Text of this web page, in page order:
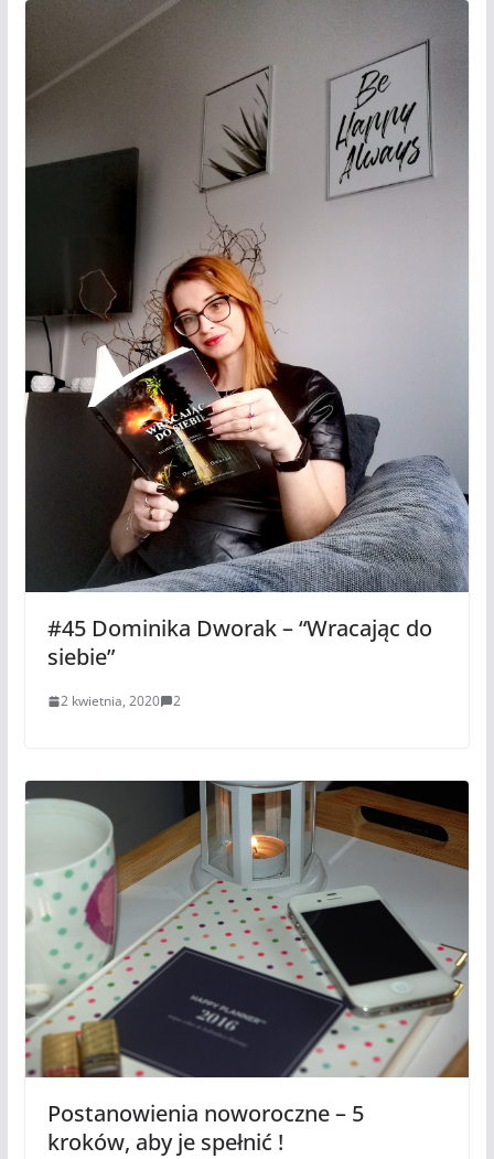
#45 Dominika Dworak – “Wracając do
siebie”
2 kwietnia, 2020 2
Postanowienia noworoczne – 5
kroków, aby je spełnić !